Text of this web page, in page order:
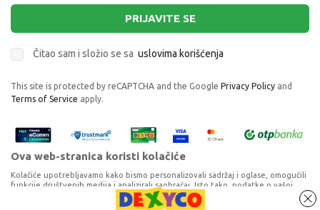
PRIJAVITE SE
Čitao sam i složio se sa uslovima korišćenja
This site is protected by reCAPTCHA and the Google Privacy Policy and
Terms of Service apply.
Ova web-stranica koristi kolačiće
Kolačiće upotrebljavamo kako bismo personalizovali sadržaj i oglase, omogućili
funkcije društvenih medija i analizirali saobraćaj. Isto tako, podatke o vašoj
upotrebi naše web-lokacije delimo s partnerima za društvene medije,
oglašavanje i analizu, a oni ih mogu kombinovati s drugim podacima koje ste im